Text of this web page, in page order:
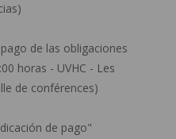
de las obligaciones
horas - UVHC - Les
de conférences)
de pago"